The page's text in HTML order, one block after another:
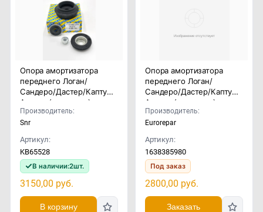
Опора амортизатора
переднего Логан/
Сандеро/Дастер/Каптур/
Аркана (комплект)
Производитель:
Snr
Артикул:
KB65528
В наличии:2шт.
3150,00 руб.
В корзину
Опора амортизатора
переднего Логан/
Сандеро/Дастер/Каптур/
Аркана (комплект)
Производитель:
Eurorepar
Артикул:
1638385980
Под заказ
2800,00 руб.
Заказать